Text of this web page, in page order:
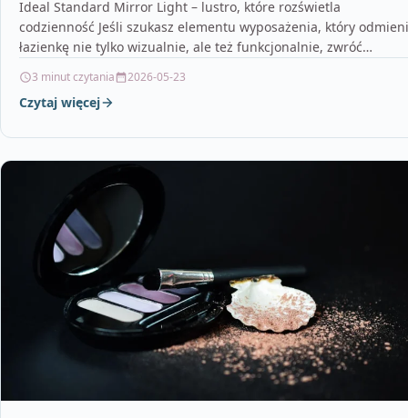
Ideal Standard Mirror Light – lustro, które rozświetla
codzienność Jeśli szukasz elementu wyposażenia, który odmieni
łazienkę nie tylko wizualnie, ale też funkcjonalnie, zwróć
3 minut czytania 2026-05-23
Czytaj więcej